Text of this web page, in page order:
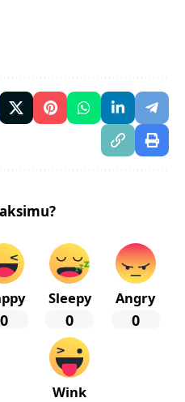
0
Sleepy
0
Angry
0
Wink